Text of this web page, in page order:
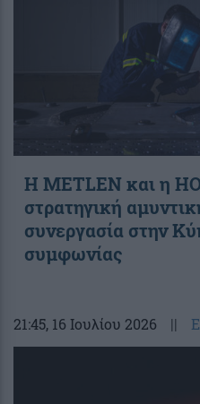
Η METLEN και η
στρατηγική
συνεργασία στην
συμφωνίας
21:45, 16 Ιουλίου 2026 ||